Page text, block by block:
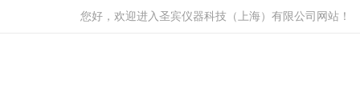
您好，欢迎进入圣宾仪器科技（上海）有限公司网站！